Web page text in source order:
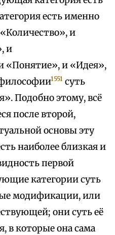
есть именно
и
и
«Понятие», и «Идея»,
1551 суть
Подобно этому, всё
после второй,
основы эту
наиболее близкая и
первой
категории суть
модификации, или
они суть её
в которые она сама